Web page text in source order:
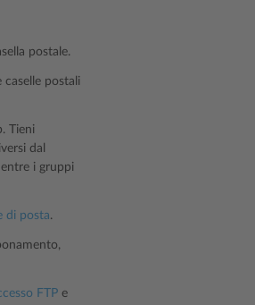
postale.
postali
Tieni
dal
i gruppi
di posta.
FTP e